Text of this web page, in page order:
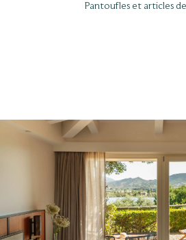
Pantoufles et articles